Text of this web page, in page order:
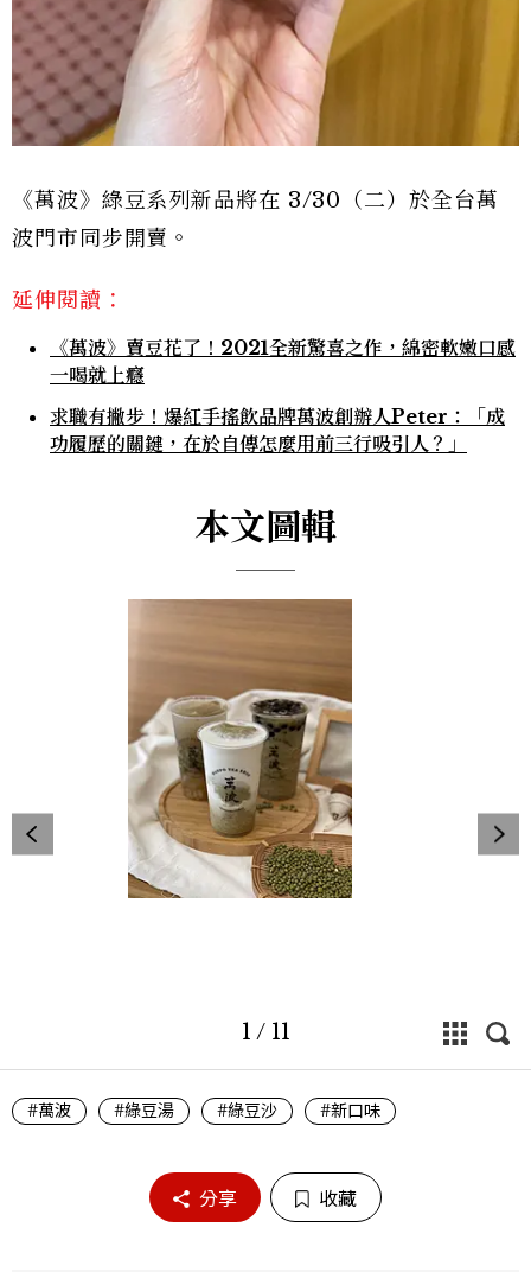
《萬波》綠豆系列新品將在 3/30（二）於全台萬
波門市同步開賣。
延伸閱讀：
《萬波》賣豆花了！2021全新驚喜之作，綿密軟嫩口感
一喝就上癮
求職有撇步！爆紅手搖飲品牌萬波創辦人Peter：「成
功履歷的關鍵，在於自傳怎麼用前三行吸引人？」
本文圖輯
1 / 11
#萬波 #綠豆湯 #綠豆沙 #新口味
分享 收藏